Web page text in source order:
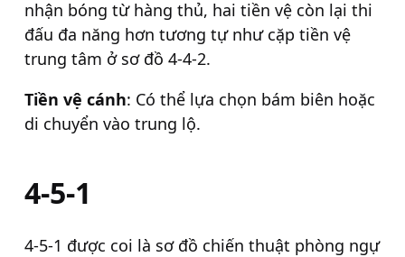
nhận bóng từ hàng thủ, hai tiền vệ còn lại thi
đấu đa năng hơn tương tự như cặp tiền vệ
trung tâm ở sơ đồ 4-4-2.
Tiền vệ cánh: Có thể lựa chọn bám biên hoặc
di chuyển vào trung lộ.
4-5-1
4-5-1 được coi là sơ đồ chiến thuật phòng ngự